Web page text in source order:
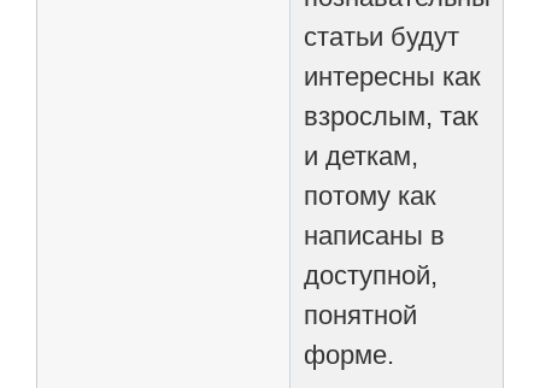
статьи будут
интересны как
взрослым, так
и деткам,
потому как
написаны в
доступной,
понятной
форме.